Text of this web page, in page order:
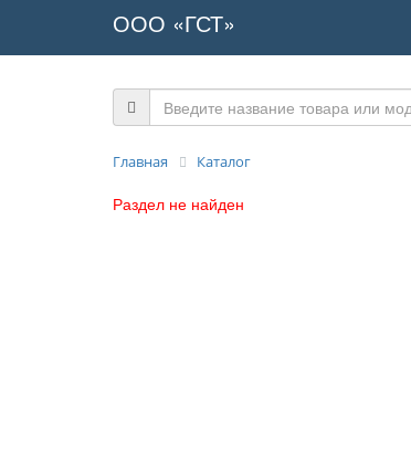
ООО «ГСТ»
Главная Каталог
Раздел не найден